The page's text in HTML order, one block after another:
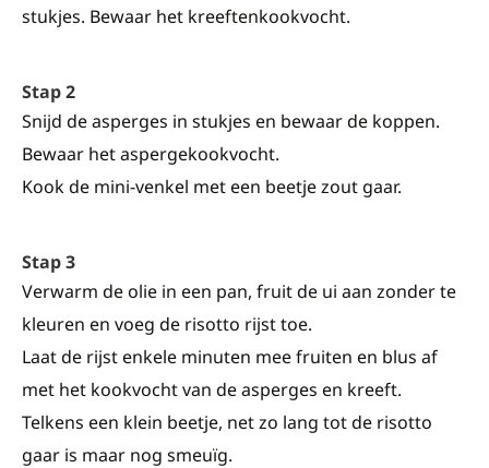
stukjes. Bewaar het kreeftenkookvocht.
Stap 2
Snijd de asperges in stukjes en bewaar de koppen.
Bewaar het aspergekookvocht.
Kook de mini-venkel met een beetje zout gaar.
Stap 3
Verwarm de olie in een pan, fruit de ui aan zonder te
kleuren en voeg de risotto rijst toe.
Laat de rijst enkele minuten mee fruiten en blus af
met het kookvocht van de asperges en kreeft.
Telkens een klein beetje, net zo lang tot de risotto
gaar is maar nog smeuïg.